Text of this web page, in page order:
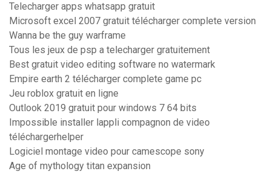
Telecharger apps whatsapp gratuit
Microsoft excel 2007 gratuit télécharger complete version
Wanna be the guy warframe
Tous les jeux de psp a telecharger gratuitement
Best gratuit video editing software no watermark
Empire earth 2 télécharger complete game pc
Jeu roblox gratuit en ligne
Outlook 2019 gratuit pour windows 7 64 bits
Impossible installer lappli compagnon de video
téléchargerhelper
Logiciel montage video pour camescope sony
Age of mythology titan expansion